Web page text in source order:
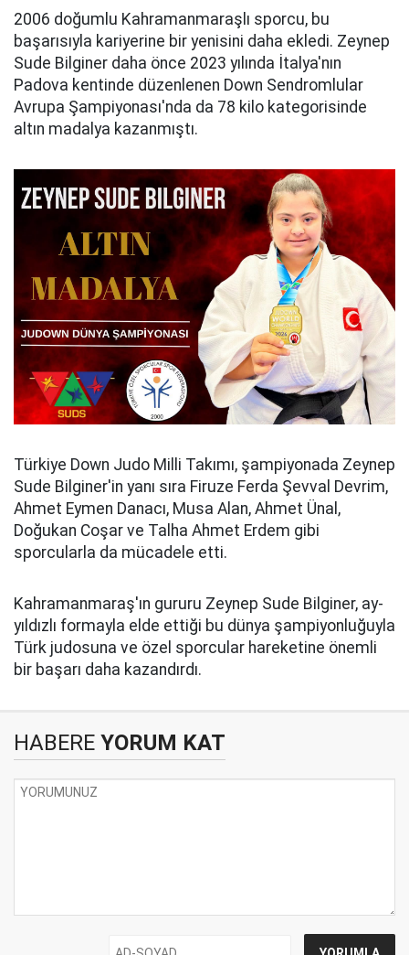
2006 doğumlu Kahramanmaraşlı sporcu, bu
başarısıyla kariyerine bir yenisini daha ekledi. Zeynep
Sude Bilginer daha önce 2023 yılında İtalya'nın
Padova kentinde düzenlenen Down Sendromlular
Avrupa Şampiyonası'nda da 78 kilo kategorisinde
altın madalya kazanmıştı.
Türkiye Down Judo Milli Takımı, şampiyonada Zeynep
Sude Bilginer'in yanı sıra Firuze Ferda Şevval Devrim,
Ahmet Eymen Danacı, Musa Alan, Ahmet Ünal,
Doğukan Coşar ve Talha Ahmet Erdem gibi
sporcularla da mücadele etti.
Kahramanmaraş'ın gururu Zeynep Sude Bilginer, ay-
yıldızlı formayla elde ettiği bu dünya şampiyonluğuyla
Türk judosuna ve özel sporcular hareketine önemli
bir başarı daha kazandırdı.
HABERE YORUM KAT